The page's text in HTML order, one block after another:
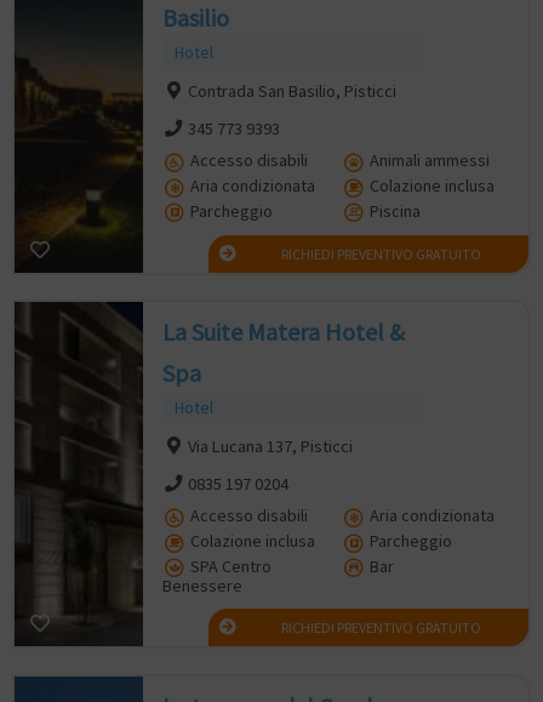
Basilio
Hotel
Contrada San Basilio, Pisticci
345 773 9393
Accesso disabili
Animali ammessi
Aria condizionata
Colazione inclusa
Parcheggio
Piscina
RICHIEDI PREVENTIVO GRATUITO
La Suite Matera Hotel &
Spa
Hotel
Via Lucana 137, Pisticci
0835 197 0204
Accesso disabili
Aria condizionata
Colazione inclusa
Parcheggio
SPA Centro
Benessere
Bar
RICHIEDI PREVENTIVO GRATUITO